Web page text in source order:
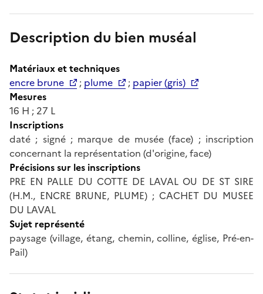
Description du bien muséal
Matériaux et techniques
encre brune
; plume ; papier (gris)
Mesures
16 H ; 27 L
Inscriptions
daté ; signé ; marque de musée (face) ; inscription
concernant la représentation (d'origine, face)
Précisions sur les inscriptions
PRE EN PALLE DU COTTE DE LAVAL OU DE ST SIRE
(H.M., ENCRE BRUNE, PLUME) ; CACHET DU MUSEE
DU LAVAL
Sujet représenté
paysage (village, étang, chemin, colline, église, Pré-en-
Pail)